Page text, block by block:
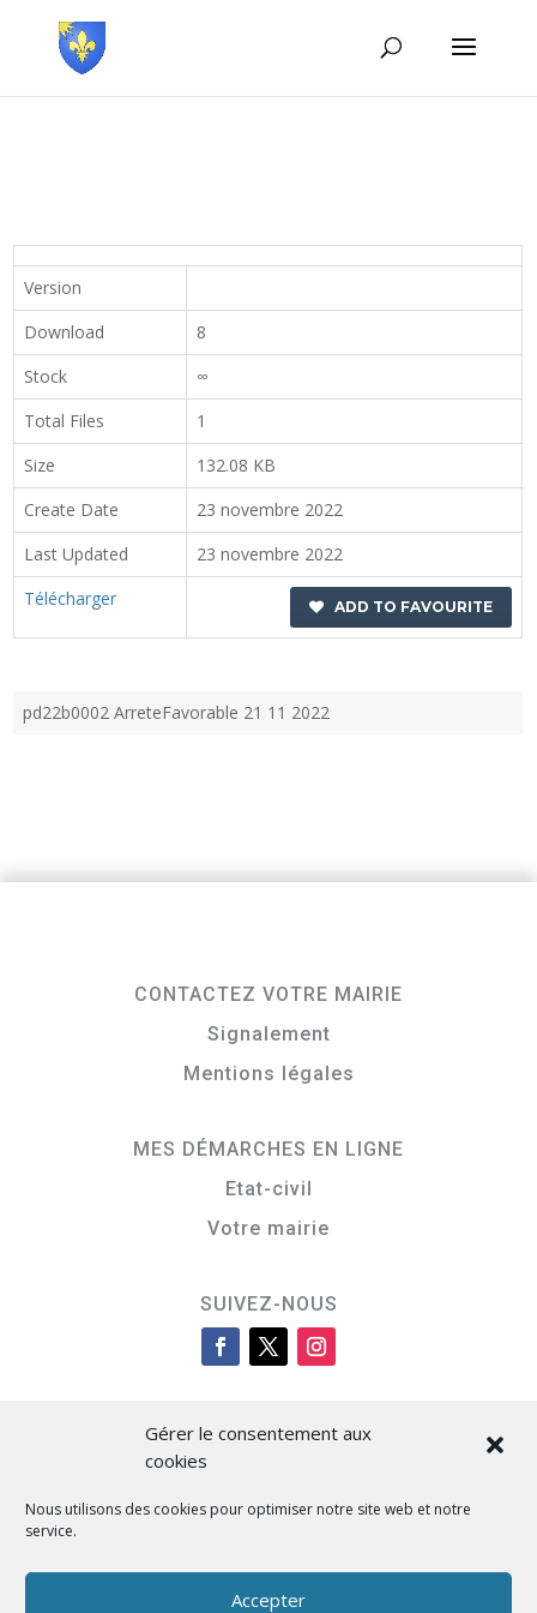
Gérer le consentement aux
cookies
Nous utilisons des cookies pour optimiser notre site web et notre
service.
Accepter
Version
Download
8
Stock
∞
Total Files
1
Size
132.08 KB
Create Date
23 novembre 2022
Last Updated
23 novembre 2022
Télécharger
ADD TO FAVOURITE
pd22b0002 ArreteFavorable 21 11 2022
CONTACTEZ VOTRE MAIRIE
Signalement
Mentions légales
MES DÉMARCHES EN LIGNE
Etat-civil
Votre mairie
SUIVEZ-NOUS
Cità di L’Isula